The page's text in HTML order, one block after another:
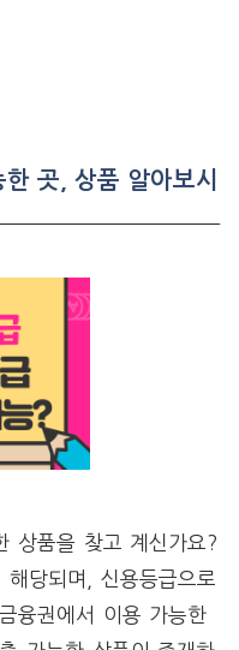
곳, 상품 알아보시
상품을 찾고 계신가요?
당되며, 신용등급으로
융권에서 이용 가능한